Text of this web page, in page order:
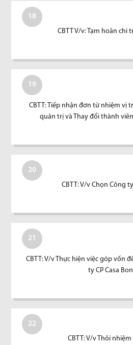
18
CBTT V/v: Tạm hoãn chi
19
CBTT: Tiếp nhận đơn từ nhiệm vị
quản trị và Thay đổi thành
20
CBTT: V/v Chọn Công
21
CBTT: V/v Thực hiện việc góp vốn
ty CP Casa
22
CBTT: V/v Thôi